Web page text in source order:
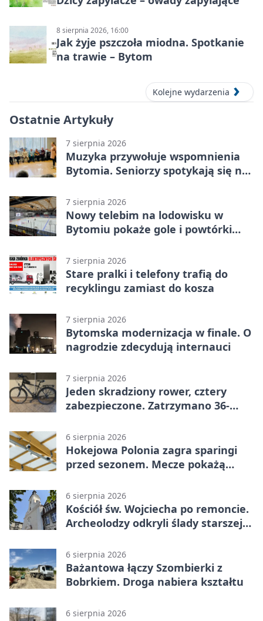
8 sierpnia 2026, 16:00
Jak żyje pszczoła miodna. Spotkanie
na trawie – Bytom
Kolejne wydarzenia
Ostatnie Artykuły
7 sierpnia 2026
Muzyka przywołuje wspomnienia
Bytomia. Seniorzy spotykają się na
7 sierpnia 2026
Nowy telebim na lodowisku w
Bytomiu pokaże gole i powtórki
7 sierpnia 2026
Stare pralki i telefony trafią do
recyklingu zamiast do kosza
7 sierpnia 2026
Bytomska modernizacja w finale. O
nagrodzie zdecydują internauci
7 sierpnia 2026
Jeden skradziony rower, cztery
zabezpieczone. Zatrzymano 36-
6 sierpnia 2026
Hokejowa Polonia zagra sparingi
przed sezonem. Mecze pokażą
6 sierpnia 2026
Kościół św. Wojciecha po remoncie.
Archeolodzy odkryli ślady starszej
6 sierpnia 2026
Bażantowa łączy Szombierki z
Bobrkiem. Droga nabiera kształtu
6 sierpnia 2026